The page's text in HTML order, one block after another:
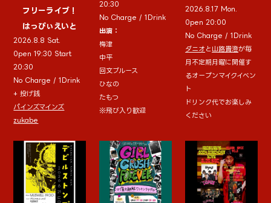
フリーライブ！
はっぴぃえいと
2026.8.8 Sat.
0pen 19:30 Start
20:30
No Charge / 1Drink
+ 投げ銭
パインズマインズ
zukabe
20:30
No Charge / 1Drink
出演：
梅津
中平
回文ブルース
ひなの
たもつ
※飛び入り歓迎
2026.8.17 Mon.
0pen 20:00
No Charge / 1Drink
ダニオ と 山路貴澄が毎
月不定期月曜に開催す
るオープンマイクイベン
ト
ドリンク代でお楽しみ
ください